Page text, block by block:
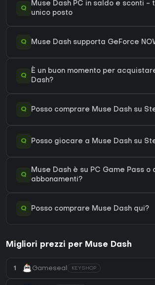
Q
Muse Dash PC in saldo e sconti -
unico posto
Q Muse Dash supporta GeForce
Q
È un buon momento per
Dash?
Q Posso comprare Muse Dash su
Q Posso giocare a Muse Dash su
Q
Muse Dash è su PC Game Pass o
abbonamenti?
Q Posso comprare Muse Dash qui?
Migliori prezzi per Muse Dash
1 Gameseal KEYSHOP